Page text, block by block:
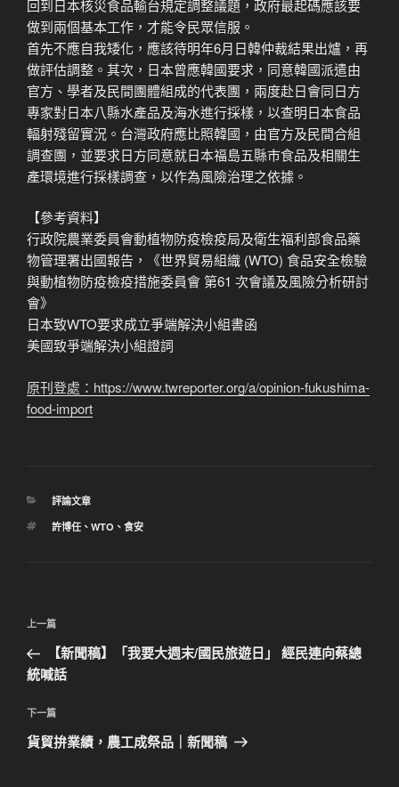
回到日本核災食品輸台規定調整議題，政府最起碼應該要
做到兩個基本工作，才能令民眾信服。
首先不應自我矮化，應該待明年6月日韓仲裁結果出爐，再
做評估調整。其次，日本曾應韓國要求，同意韓國派遣由
官方、學者及民間團體組成的代表團，兩度赴日會同日方
專家對日本八縣水產品及海水進行採樣，以查明日本食品
輻射殘留實況。台灣政府應比照韓國，由官方及民間合組
調查團，並要求日方同意就日本福島五縣市食品及相關生
產環境進行採樣調查，以作為風險治理之依據。
【參考資料】
行政院農業委員會動植物防疫檢疫局及衛生福利部食品藥
物管理署出國報告，《世界貿易組織 (WTO) 食品安全檢驗
與動植物防疫檢疫措施委員會 第61 次會議及風險分析研討
會》
日本致WTO要求成立爭端解決小組書函
美國致爭端解決小組證詞
原刊登處：https://www.twreporter.org/a/opinion-fukushima-
food-import
分
評論文章
標
許博任、 WTO 、 食安
文
導
覽
上
一
篇
章
上一篇
【新聞稿】「我要大週末/國民旅遊日」 經民連向蔡總
統喊話
下
一
下一篇
貨貿拚業績，農工成祭品｜新聞稿